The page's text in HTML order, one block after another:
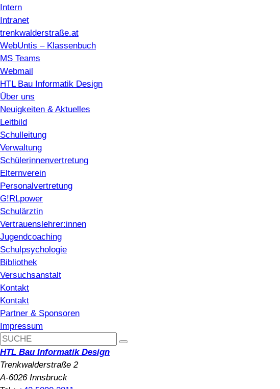
Intern
Intranet
trenkwalderstraße.at
WebUntis – Klassenbuch
MS Teams
Webmail
HTL Bau Informatik Design
Über uns
Neuigkeiten & Aktuelles
Leitbild
Schulleitung
Verwaltung
Schülerinnenvertretung
Elternverein
Personalvertretung
G!RLpower
Schulärztin
Vertrauenslehrer:innen
Jugendcoaching
Schulpsychologie
Bibliothek
Versuchsanstalt
Kontakt
Kontakt
Partner & Sponsoren
Impressum
HTL Bau Informatik Design
Trenkwalderstraße 2
A-6026 Innsbruck